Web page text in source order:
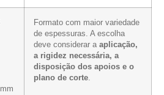
Formato com maior variedade
de espessuras. A escolha
deve considerar a aplicação,
a rigidez necessária, a
disposição dos apoios e o
plano de corte.